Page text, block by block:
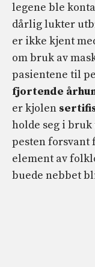
legene ble
dårlig lukter
er ikke kjent
om bruk av
pasientene til
fjortende
er kjolen
holde seg i
pesten forsvant
element av
buede nebbet